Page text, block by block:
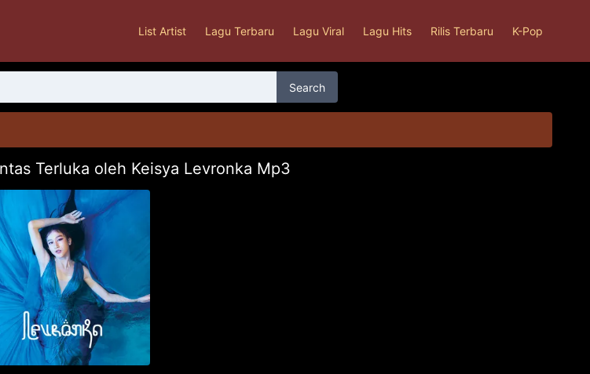
List Artist Lagu Terbaru Lagu Viral Lagu Hits Rilis Terbaru K-Pop
Search
Terluka oleh Keisya Levronka Mp3